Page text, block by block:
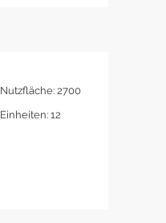
Nutzfläche: 2700
Einheiten: 12